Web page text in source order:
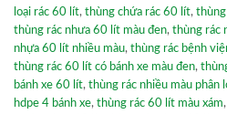
loại rác 60 lít, thùng chứa rác 60 lít, thùng
thùng rác nhưa 60 lít màu đen, thùng rác
nhựa 60 lít nhiều màu, thùng rác bệnh
thùng rác 60 lít có bánh xe màu đen,
bánh xe 60 lít, thùng rác nhiều màu phân
hdpe 4 bánh xe, thùng rác 60 lít màu xám,